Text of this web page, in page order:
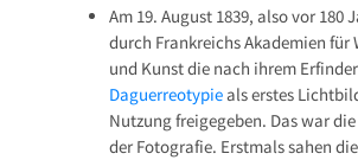
Am 19. August 1839, also vor 180
durch Frankreichs Akademien für
und Kunst die nach ihrem
Daguerreotypieals erstes
Nutzung freigegeben. Das war
der Fotografie. Erstmals sahen